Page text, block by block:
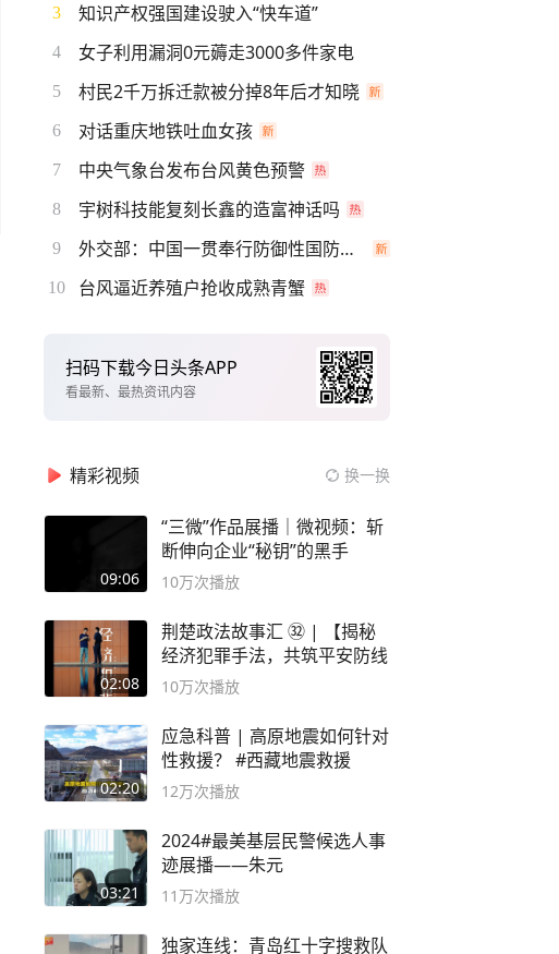
3 知识产权强国建设驶入“快车道”
4 女子利用漏洞0元薅走3000多件家电
5 村民2千万拆迁款被分掉8年后才知晓
6 对话重庆地铁吐血女孩
7 中央气象台发布台风黄色预警
8 宇树科技能复刻长鑫的造富神话吗
9 外交部：中国一贯奉行防御性国防政策
10 台风逼近养殖户抢收成熟青蟹
扫码下载今日头条APP
看最新、最热资讯内容
精彩视频 换一换
09:06
“三微”作品展播｜微视频：斩
断伸向企业“秘钥”的黑手
10万次播放
02:08
荆楚政法故事汇 ㉜ | 【揭秘
经济犯罪手法，共筑平安防线
10万次播放
02:20
应急科普 | 高原地震如何针对
性救援？ #西藏地震救援
12万次播放
03:21
2024#最美基层民警候选人事
迹展播——朱元
11万次播放
独家连线：青岛红十字搜救队